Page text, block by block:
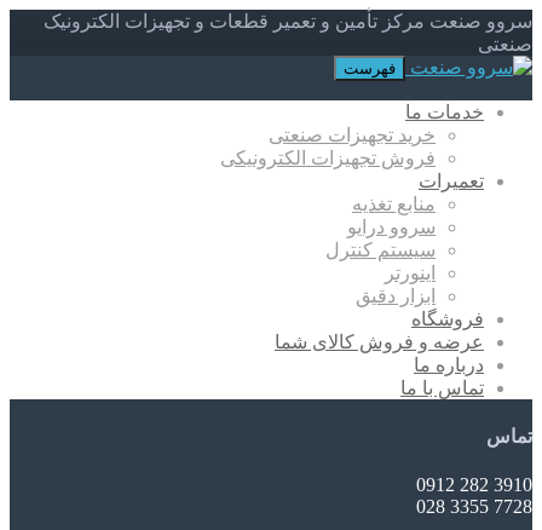
سروو صنعت مرکز تأمین و تعمیر قطعات و تجهیزات الکترونیک
صنعتی
فهرست
خدمات ما
خرید تجهیزات صنعتی
فروش تجهیزات الکترونیکی
تعمیرات
منابع تغذیه
سروو درایو
سیستم کنترل
اینورتر
ابزار دقیق
فروشگاه
عرضه و فروش کالای شما
درباره ما
تماس با ما
تماس
3910 282 0912
7728 3355 028